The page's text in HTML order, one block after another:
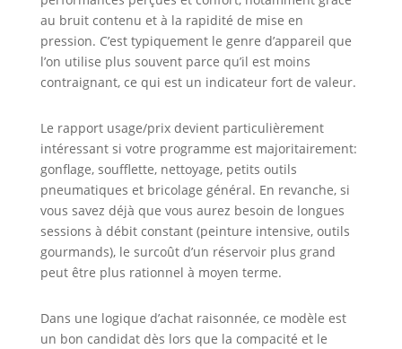
au bruit contenu et à la rapidité de mise en
pression. C’est typiquement le genre d’appareil que
l’on utilise plus souvent parce qu’il est moins
contraignant, ce qui est un indicateur fort de valeur.
Le rapport usage/prix devient particulièrement
intéressant si votre programme est majoritairement:
gonflage, soufflette, nettoyage, petits outils
pneumatiques et bricolage général. En revanche, si
vous savez déjà que vous aurez besoin de longues
sessions à débit constant (peinture intensive, outils
gourmands), le surcoût d’un réservoir plus grand
peut être plus rationnel à moyen terme.
Dans une logique d’achat raisonnée, ce modèle est
un bon candidat dès lors que la compacité et le